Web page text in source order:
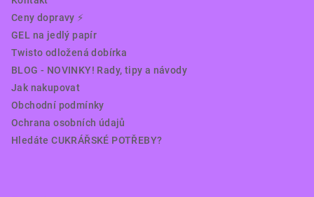
Ceny dopravy ⚡️
GEL na jedlý papír
Twisto odložená dobírka
BLOG - NOVINKY! Rady, tipy a návody
Jak nakupovat
Obchodní podmínky
Ochrana osobních údajů
Hledáte CUKRÁŘSKÉ POTŘEBY?